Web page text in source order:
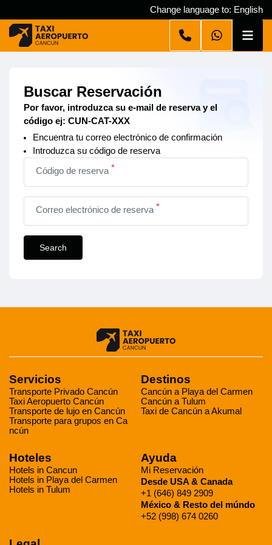
Change language to: English
Buscar Reservación
Por favor, introduzca su e-mail de reserva y el
código ej: CUN-CAT-XXX
Encuentra tu correo electrónico de confirmación
Introduzca su código de reserva
Código de reserva *
Correo electrónico de reserva *
Search
Servicios
Transporte Privado Cancún
Taxi Aeropuerto Cancún
Transporte de lujo en Cancún
Transporte para grupos en Ca
ncún
Destinos
Cancún a Playa del Carmen
Cancún a Tulum
Taxi de Cancún a Akumal
Hoteles
Hotels in Cancun
Hotels in Playa del Carmen
Hotels in Tulum
Ayuda
Mi Reservación
Desde USA & Canada
+1 (646) 849 2909
México & Resto del múndo
+52 (998) 674 0260